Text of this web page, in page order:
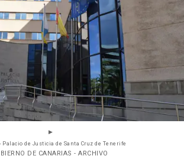
Palacio de Justicia de Santa Cruz de Tenerife
DE CANARIAS - ARCHIVO